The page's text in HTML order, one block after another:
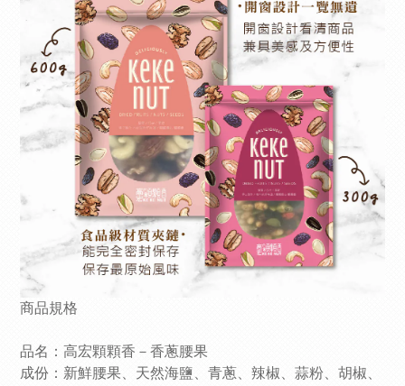
商品規格
品名：高宏顆顆香－香蔥腰果
成份：新鮮腰果、天然海鹽、青蔥、辣椒、蒜粉、胡椒、